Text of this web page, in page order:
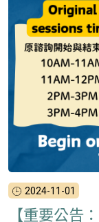
2024-11-01
【重要公告